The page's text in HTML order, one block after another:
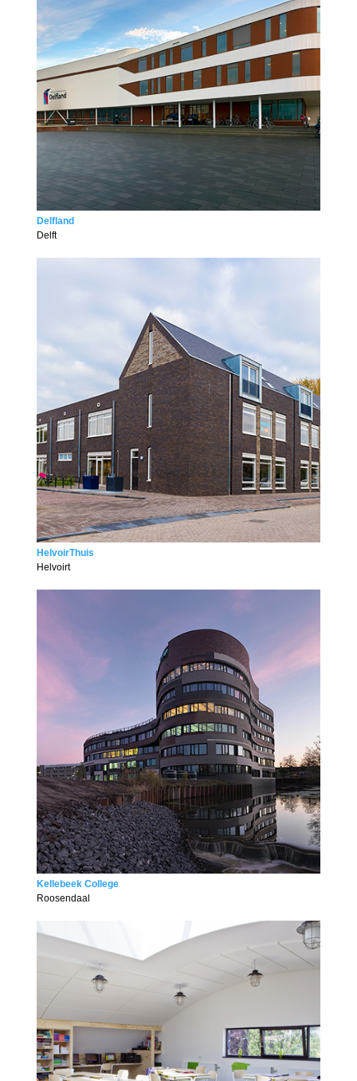
Delfland
Delft
HelvoirThuis
Helvoirt
Kellebeek College
Roosendaal